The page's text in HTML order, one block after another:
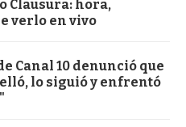
Clausura: hora,
verlo en vivo
Canal 10 denunció que
lo siguió y enfrentó